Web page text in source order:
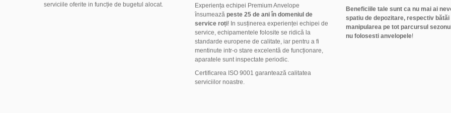
serviciile oferite in funcție de bugetul alocat.
Experiența echipei Premium Anvelope
însumează peste 25 de ani în domeniul de
service roți! In susținerea experienței echipei de
service, echipamentele folosite se ridică la
standarde europene de calitate, iar pentru a fi
mentinute intr-o stare excelentă de funcționare,
aparatele sunt inspectate periodic.
Certificarea ISO 9001 garantează calitatea
serviciilor noastre.
Beneficiile tale sunt ca nu mai ai
spatiu de depozitare, respectiv bătăi
manipularea pe tot parcursul
nu folosesti anvelopele!